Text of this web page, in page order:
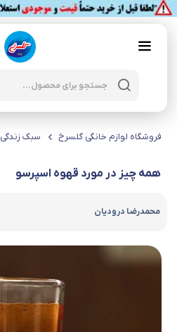
فروشگاه لوازم خانگی گلسرخ سبک زندگی
همه چیز در مورد قهوه اسپرسو
محمدرضا درودیان